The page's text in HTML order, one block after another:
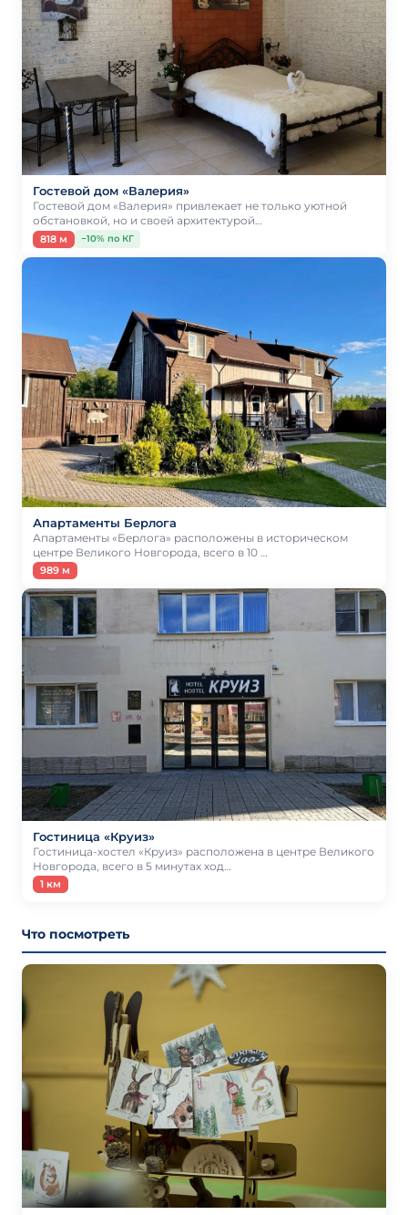
Гостевой дом «Валерия»
Гостевой дом «Валерия» привлекает не только уютной
обстановкой, но и своей архитектурой…
818 м −10% по КГ
Апартаменты Берлога
Апартаменты «Берлога» расположены в историческом
центре Великого Новгорода, всего в 10 …
989 м
Гостиница «Круиз»
Гостиница-хостел «Круиз» расположена в центре Великого
Новгорода, всего в 5 минутах ход…
1 км
Что посмотреть